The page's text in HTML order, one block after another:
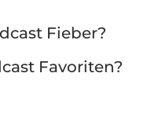
Fieber?
Favoriten?